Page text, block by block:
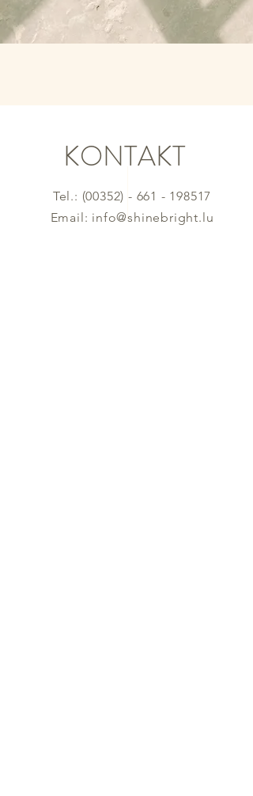
KONTAKT
Tel.: (00352) - 661 - 198517
Email: info@shinebright.lu